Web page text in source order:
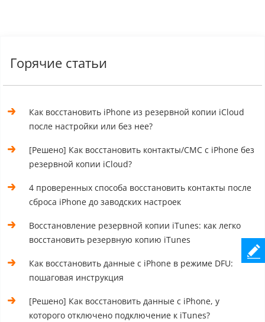
Горячие статьи
Как восстановить iPhone из резервной копии iCloud
после настройки или без нее?
[Решено] Как восстановить контакты/СМС с iPhone без
резервной копии iCloud?
4 проверенных способа восстановить контакты после
сброса iPhone до заводских настроек
Восстановление резервной копии iTunes: как легко
восстановить резервную копию iTunes
Как восстановить данные с iPhone в режиме DFU:
пошаговая инструкция
[Решено] Как восстановить данные с iPhone, у
которого отключено подключение к iTunes?